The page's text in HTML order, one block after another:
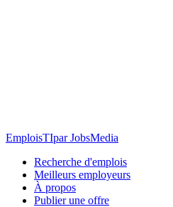
EmploisTIpar JobsMedia
Recherche d'emplois
Meilleurs employeurs
À propos
Publier une offre